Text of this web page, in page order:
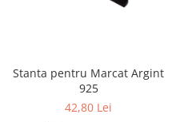
Stanta pentru Marcat Argint
925
42,80 Lei